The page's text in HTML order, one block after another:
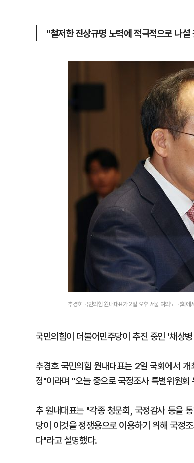
"철저한 진상규명 노력에 적극적으로 나설
추경호 국민의힘 원내대표가 2일 오후 서울 여의도 국회
국민의힘이 더불어민주당이 추진 중인 '채상
추경호 국민의힘 원내대표는 2일 국회에서
정"이라며 "오늘 중으로 국정조사 특별위원
추 원내대표는 "각종 청문회, 국정감사 등을
당이 이것을 정쟁용으로 이용하기 위해 국정
다"라고 설명했다.